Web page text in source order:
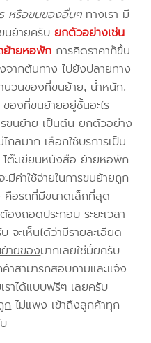
หรือขนของอื่นๆทางเรา มี
นย้ายครับยกตัวอย่างเช่น
ย้ายหอพัก การคิดราคาก็ขึ้น
จากต้นทาง ไปยังปลายทาง
นวนของที่ขนย้าย, น้ำหนัก,
องที่ขนย้ายอยู่ชั้นอะไร
รขนย้าย เป็นต้น ยกตัวอย่าง
กลมาก เลือกใช้บริการเป็น
ต๊ะเขียนหนังสือ ย้ายหอพัก
ค่าใช้จ่ายในการขนย้ายถูก
คือรถที่มีขนาดเล็กที่สุด
งถอดประกอบ ระยะเวลา
จะเห็นได้ว่ามีรายละเอียด
ายของมากเลยใช่มั้ยครับ
สามารถสอบถามและแจ้ง
ราได้แบบฟรีๆ เลยครับ
กไม่แพง เข้าถึงลูกค้าทุก